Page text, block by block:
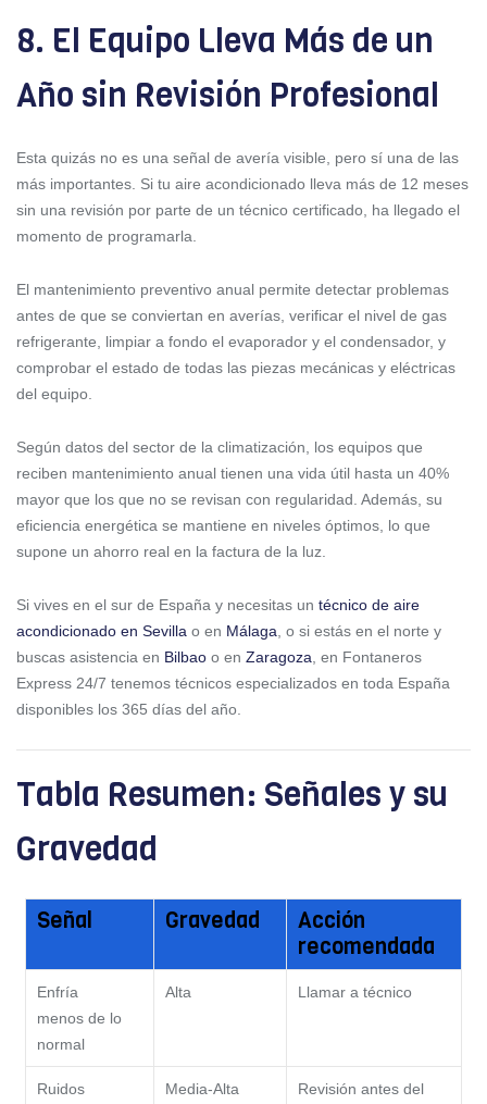
8. El Equipo Lleva Más de un
Año sin Revisión Profesional
Esta quizás no es una señal de avería visible, pero sí una de las
más importantes. Si tu aire acondicionado lleva más de 12 meses
sin una revisión por parte de un técnico certificado, ha llegado el
momento de programarla.
El mantenimiento preventivo anual permite detectar problemas
antes de que se conviertan en averías, verificar el nivel de gas
refrigerante, limpiar a fondo el evaporador y el condensador, y
comprobar el estado de todas las piezas mecánicas y eléctricas
del equipo.
Según datos del sector de la climatización, los equipos que
reciben mantenimiento anual tienen una vida útil hasta un 40%
mayor que los que no se revisan con regularidad. Además, su
eficiencia energética se mantiene en niveles óptimos, lo que
supone un ahorro real en la factura de la luz.
Si vives en el sur de España y necesitas un técnico de aire
acondicionado en Sevilla o en Málaga , o si estás en el norte y
buscas asistencia en Bilbao o en Zaragoza , en Fontaneros
Express 24/7 tenemos técnicos especializados en toda España
disponibles los 365 días del año.
Tabla Resumen: Señales y su
Gravedad
Señal Gravedad
Acción
recomendada
Enfría
menos de lo
normal
Alta Llamar a técnico
Ruidos
Media-Alta
Revisión antes del